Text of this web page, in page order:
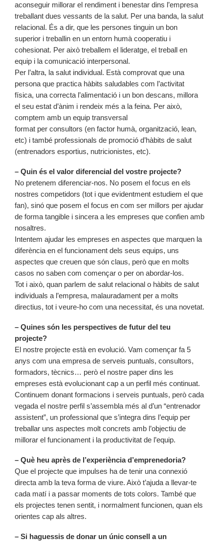
aconseguir millorar el rendiment i benestar dins l’empresa
treballant dues vessants de la salut. Per una banda, la salut
relacional. És a dir, que les persones tinguin un bon
superior i treballin en un entorn humà cooperatiu i
cohesionat. Per això treballem el lideratge, el treball en
equip i la comunicació interpersonal.
Per l’altra, la salut individual. Està comprovat que una
persona que practica hàbits saludables com l’activitat
física, una correcta l’alimentació i un bon descans, millora
el seu estat d’ànim i rendeix més a la feina. Per això,
comptem amb un equip transversal
format per consultors (en factor humà, organització, lean,
etc) i també professionals de promoció d’hàbits de salut
(entrenadors esportius, nutricionistes, etc).
– Quin és el valor diferencial del vostre projecte?
No pretenem diferenciar-nos. No posem el focus en els
nostres competidors (tot i que evidentment estudiem el que
fan), sinó que posem el focus en com ser millors per ajudar
de forma tangible i sincera a les empreses que confien amb
nosaltres.
Intentem ajudar les empreses en aspectes que marquen la
diferència en el funcionament dels seus equips, uns
aspectes que creuen que són claus, però que en molts
casos no saben com començar o per on abordar-los.
Tot i això, quan parlem de salut relacional o hàbits de salut
individuals a l’empresa, malauradament per a molts
directius, tot i veure-ho com una necessitat, és una novetat.
– Quines són les perspectives de futur del teu
projecte?
El nostre projecte està en evolució. Vam començar fa 5
anys com una empresa de serveis puntuals, consultors,
formadors, tècnics… però el nostre paper dins les
empreses està evolucionant cap a un perfil més continuat.
Continuem donant formacions i serveis puntuals, però cada
vegada el nostre perfil s’assembla més al d’un “entrenador
assistent”, un professional que s’integra dins l’equip per
treballar uns aspectes molt concrets amb l’objectiu de
millorar el funcionament i la productivitat de l’equip.
– Què heu après de l’experiència d’emprenedoria?
Que el projecte que impulses ha de tenir una connexió
directa amb la teva forma de viure. Això t’ajuda a llevar-te
cada matí i a passar moments de tots colors. També que
els projectes tenen sentit, i normalment funcionen, quan els
orientes cap als altres.
– Si haguessis de donar un únic consell a un